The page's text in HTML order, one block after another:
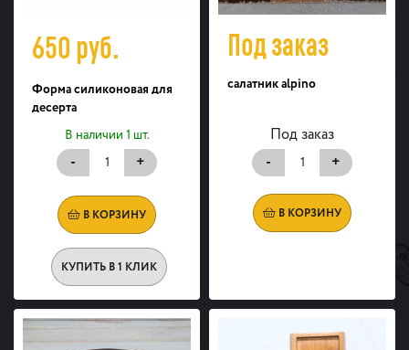
650руб.
Форма силиконовая для
десерта
В наличии 1 шт.
- +
В КОРЗИНУ
КУПИТЬ В 1 КЛИК
Под заказ
салатник alpino
Под заказ
-
+
В КОРЗИНУ